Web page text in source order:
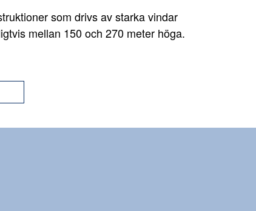
som drivs av starka vindar
mellan 150 och 270 meter höga.